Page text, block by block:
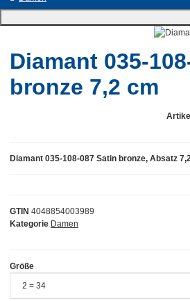
Diamant 035-
bronze 7,2 cm
GTIN 4048854003989
Kategorie Damen
Diamant 035-108-087 Satin bronze, Absatz
Größe